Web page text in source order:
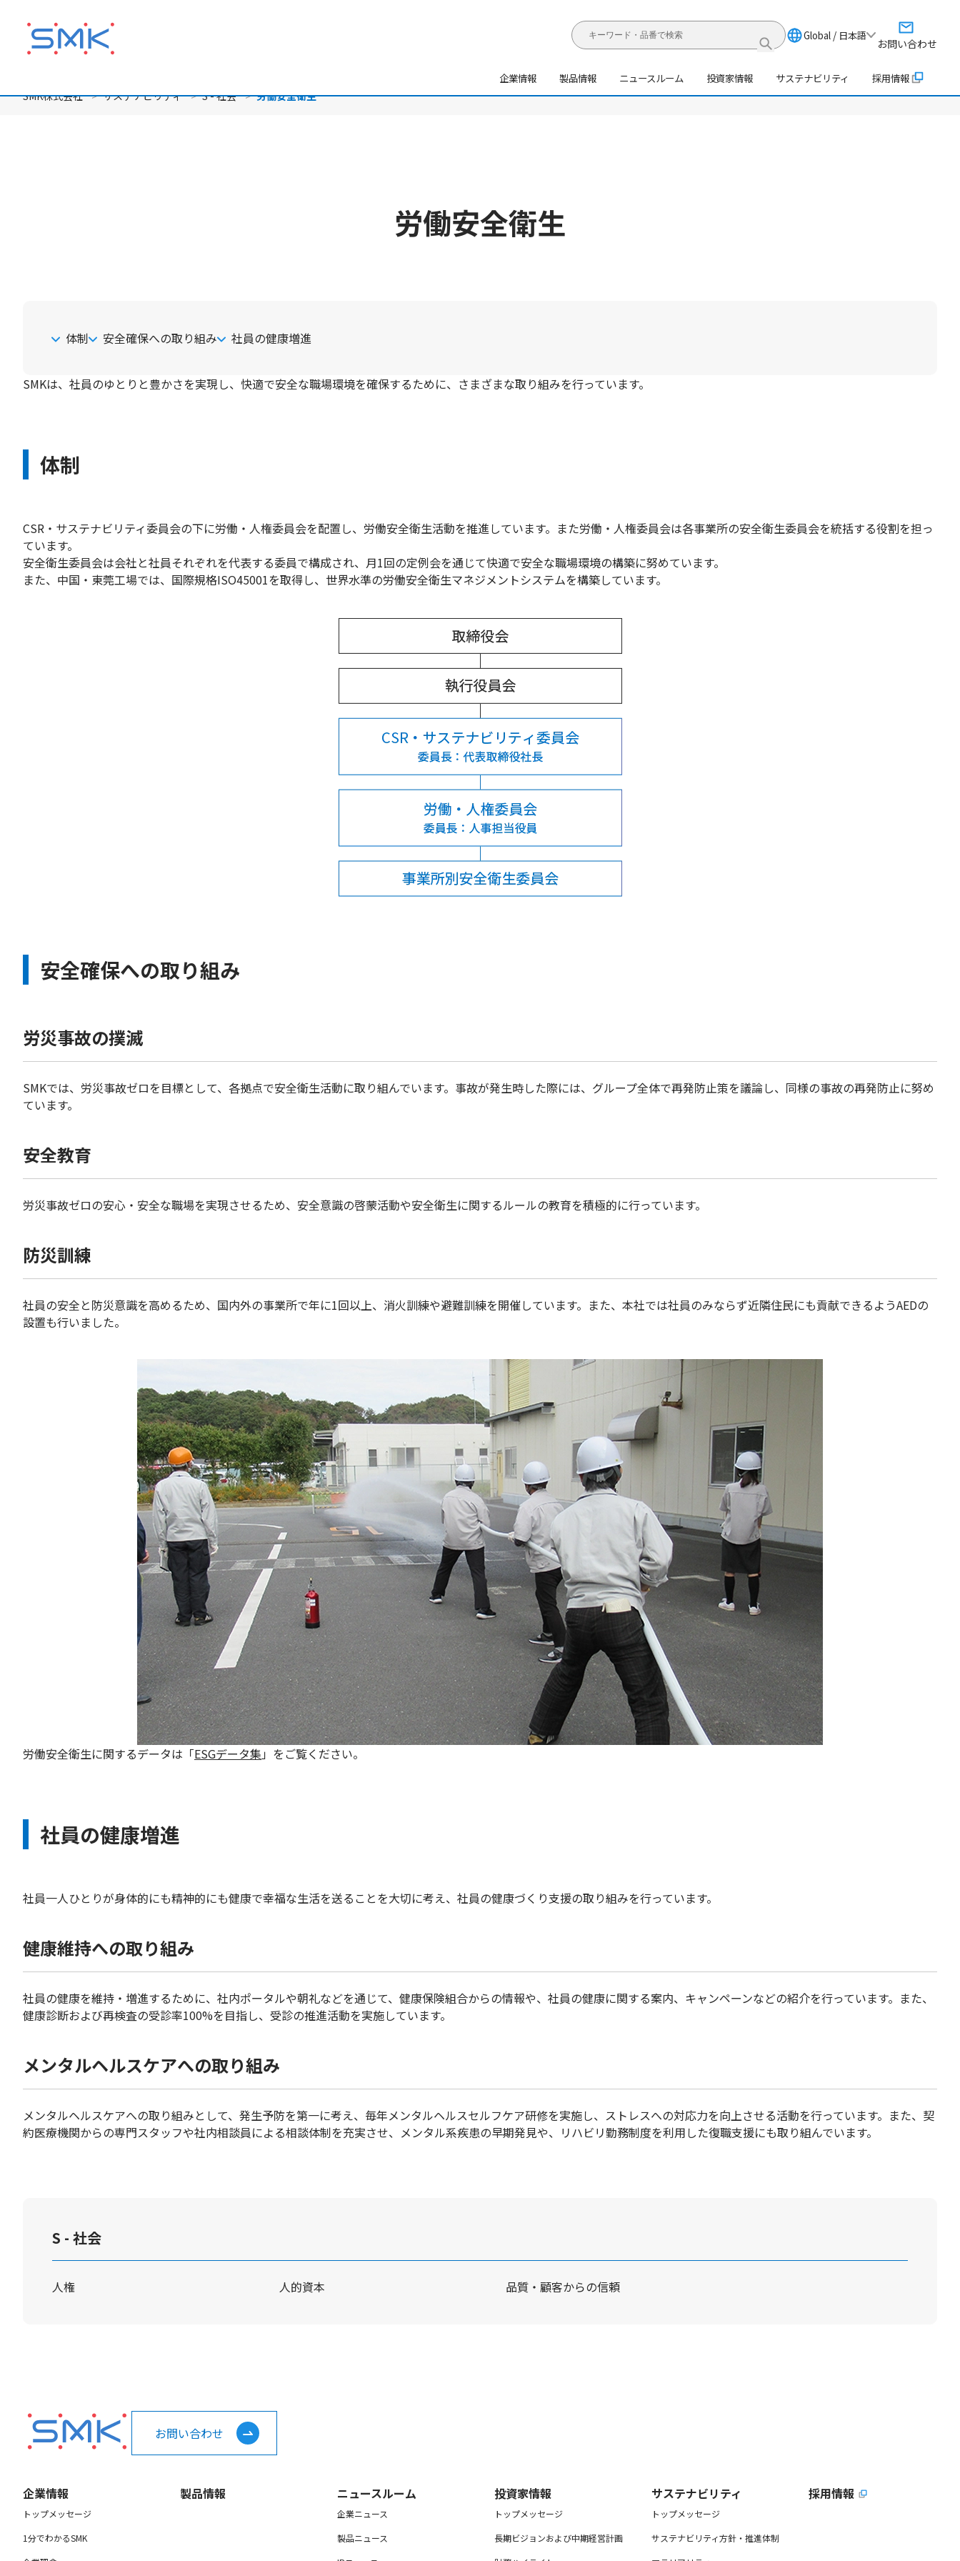
テ
Global / 日本語
お問い合わせ
企業情報 製品情報 ニュースルーム 投資家情報 サステナビリティ
採用情報
SMK株式会社
サステナビリティ S - 社会 労働安全衛生
労働安全衛生
体制 安全確保への取り組み 社員の健康増進
SMKは、社員のゆとりと豊かさを実現し、快適で安全な職場環境を確保するために、さまざまな取り組みを行っています。
体制
CSR・サステナビリティ委員会の下に労働・人権委員会を配置し、労働安全衛生活動を推進しています。また労働・人権委員会は各事業所の安全衛生委員会を統括する役割を担っ
ています。
安全衛生委員会は会社と社員それぞれを代表する委員で構成され、月1回の定例会を通じて快適で安全な職場環境の構築に努めています。
また、中国・東莞工場では、国際規格ISO45001を取得し、世界水準の労働安全衛生マネジメントシステムを構築しています。
安全確保への取り組み
労災事故の撲滅
SMKでは、労災事故ゼロを目標として、各拠点で安全衛生活動に取り組んでいます。事故が発生時した際には、グループ全体で再発防止策を議論し、同様の事故の再発防止に努め
ています。
安全教育
労災事故ゼロの安心・安全な職場を実現させるため、安全意識の啓蒙活動や安全衛生に関するルールの教育を積極的に行っています。
防災訓練
社員の安全と防災意識を高めるため、国内外の事業所で年に1回以上、消火訓練や避難訓練を開催しています。また、本社では社員のみならず近隣住民にも貢献できるようAEDの
設置も行いました。
労働安全衛生に関するデータは「ESGデータ集」をご覧ください。
社員の健康増進
社員一人ひとりが身体的にも精神的にも健康で幸福な生活を送ることを大切に考え、社員の健康づくり支援の取り組みを行っています。
健康維持への取り組み
社員の健康を維持・増進するために、社内ポータルや朝礼などを通じて、健康保険組合からの情報や、社員の健康に関する案内、キャンペーンなどの紹介を行っています。また、
健康診断および再検査の受診率100%を目指し、受診の推進活動を実施しています。
メンタルヘルスケアへの取り組み
メンタルヘルスケアへの取り組みとして、発生予防を第一に考え、毎年メンタルヘルスセルフケア研修を実施し、ストレスへの対応力を向上させる活動を行っています。また、契
約医療機関からの専門スタッフや社内相談員による相談体制を充実させ、メンタル系疾患の早期発見や、リハビリ勤務制度を利用した復職支援にも取り組んでいます。
S - 社会
人権 人的資本 品質・顧客からの信頼
お問い合わせ
企業情報
トップメッセージ
1分でわかるSMK
製品情報 ニュースルーム
企業ニュース
製品ニュース
投資家情報
トップメッセージ
長期ビジョンおよび中期経営計画
サステナビリティ
トップメッセージ
サステナビリティ方針・推進体制
採用情報